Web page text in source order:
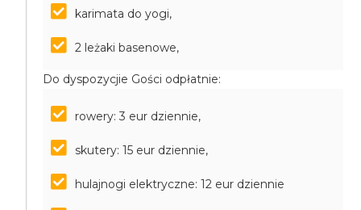
karimata do yogi,
2 leżaki basenowe,
Do dyspozycjie Gości odpłatnie:
rowery: 3 eur dziennie,
skutery: 15 eur dziennie,
hulajnogi elektryczne: 12 eur dziennie